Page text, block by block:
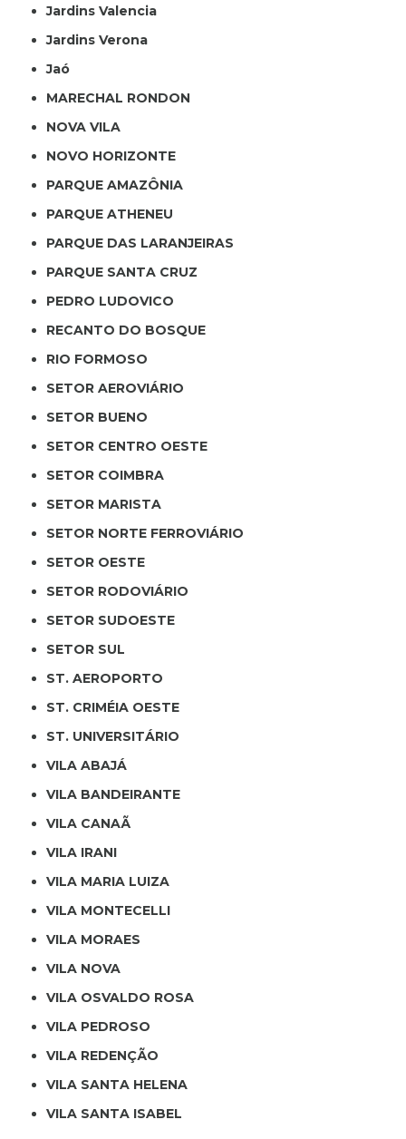
Jardins Valencia
Jardins Verona
Jaó
MARECHAL RONDON
NOVA VILA
NOVO HORIZONTE
PARQUE AMAZÔNIA
PARQUE ATHENEU
PARQUE DAS LARANJEIRAS
PARQUE SANTA CRUZ
PEDRO LUDOVICO
RECANTO DO BOSQUE
RIO FORMOSO
SETOR AEROVIÁRIO
SETOR BUENO
SETOR CENTRO OESTE
SETOR COIMBRA
SETOR MARISTA
SETOR NORTE FERROVIÁRIO
SETOR OESTE
SETOR RODOVIÁRIO
SETOR SUDOESTE
SETOR SUL
ST. AEROPORTO
ST. CRIMÉIA OESTE
ST. UNIVERSITÁRIO
VILA ABAJÁ
VILA BANDEIRANTE
VILA CANAÃ
VILA IRANI
VILA MARIA LUIZA
VILA MONTECELLI
VILA MORAES
VILA NOVA
VILA OSVALDO ROSA
VILA PEDROSO
VILA REDENÇÃO
VILA SANTA HELENA
VILA SANTA ISABEL